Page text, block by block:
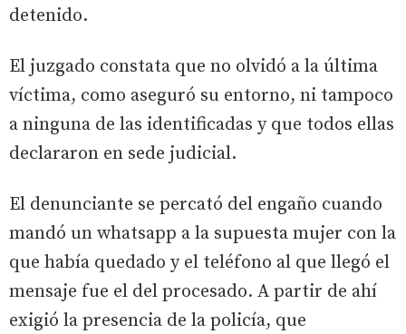
detenido.
El juzgado constata que no olvidó a la última
víctima, como aseguró su entorno, ni tampoco
a ninguna de las identificadas y que todos ellas
declararon en sede judicial.
El denunciante se percató del engaño cuando
mandó un whatsapp a la supuesta mujer con la
que había quedado y el teléfono al que llegó el
mensaje fue el del procesado. A partir de ahí
exigió la presencia de la policía, que